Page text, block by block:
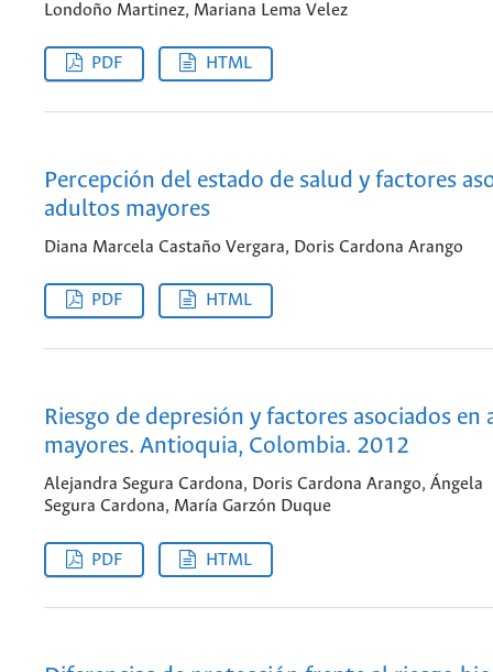
Londoño Martinez, Mariana Lema Velez
PDF HTML
Percepción del estado de salud y factores
adultos mayores
Diana Marcela Castaño Vergara, Doris Cardona Arango
PDF HTML
Riesgo de depresión y factores asociados en
mayores. Antioquia, Colombia. 2012
Alejandra Segura Cardona, Doris Cardona Arango, Ángela
Segura Cardona, María Garzón Duque
PDF HTML